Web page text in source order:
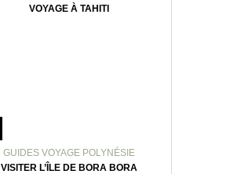
VOYAGE À TAHITI
GUIDES VOYAGE POLYNÉSIE
VISITER L’ÎLE DE BORA BORA